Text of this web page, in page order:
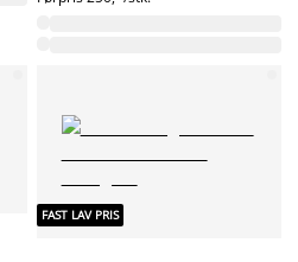
FAST LAV PRIS